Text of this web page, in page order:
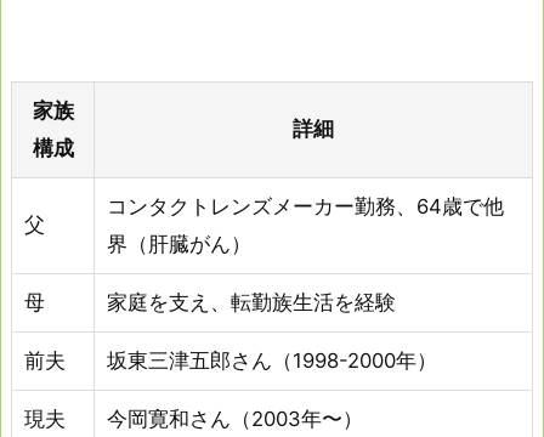
家族
構成
詳細
父
コンタクトレンズメーカー勤務、64歳で他
界（肝臓がん）
母 家庭を支え、転勤族生活を経験
前夫 坂東三津五郎さん（1998-2000年）
現夫 今岡寛和さん（2003年〜）